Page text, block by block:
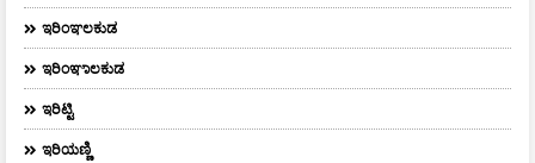
ಇರಿಂಞಲಕುಡ
ಇರಿಂಞಾಲಕುಡ
ಇರಿಟ್ಟಿ
ಇರಿಯಣ್ಣಿ